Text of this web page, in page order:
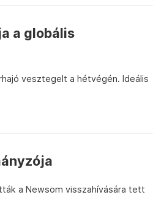
a globális
vesztegelt a hétvégén. Ideális
a Newsom visszahívására tett